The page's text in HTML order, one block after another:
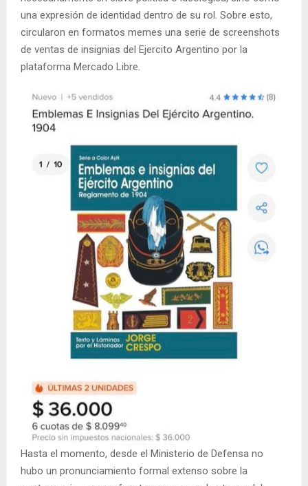
una expresión de identidad dentro de su rol. Sobre esto,
circularon en formatos memes una serie de screenshots
de ventas de insignias del Ejercito Argentino por la
plataforma Mercado Libre.
Hasta el momento, desde el Ministerio de Defensa no
hubo un pronunciamiento formal extenso sobre la